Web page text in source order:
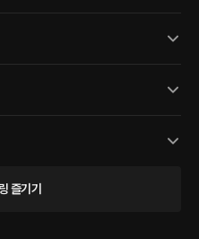
즐기기